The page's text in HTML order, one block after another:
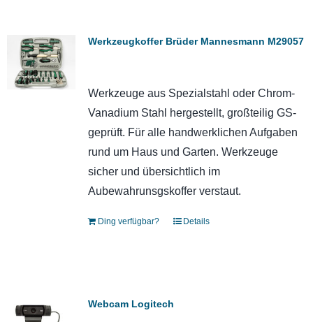
Werkzeugkoffer Brüder Mannesmann M29057
Werkzeuge aus Spezialstahl oder Chrom-
Vanadium Stahl hergestellt, großteilig GS-
geprüft. Für alle handwerklichen Aufgaben
rund um Haus und Garten. Werkzeuge
sicher und übersichtlich im
Aubewahrunsgskoffer verstaut.
Ding verfügbar? Details
Webcam Logitech